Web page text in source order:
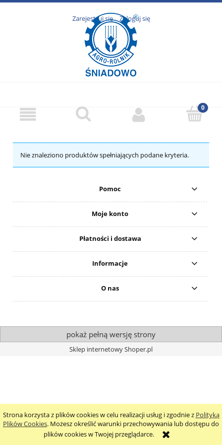
Strona korzysta z plików cookies w celu realizacji usług i zgodnie z Polityką
Plików Cookies. Możesz określić warunki przechowywania lub dostępu do
plików cookies w Twojej przeglądarce.
Zarejestruj się Zaloguj się
Nie znaleziono produktów spełniających podane kryteria.
Pomoc
Moje konto
Płatności i dostawa
Informacje
O nas
pokaż pełną wersję strony
Sklep internetowy Shoper.pl